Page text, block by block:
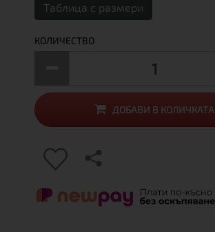
Таблица с размери
КОЛИЧЕСТВО
ДОБАВИ В КОЛИЧКАТА